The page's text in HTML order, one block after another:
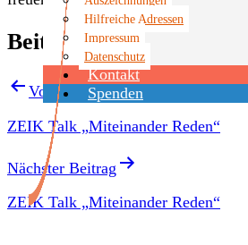
Hilfreiche Adressen
Impressum
Datenschutz
Kontakt
Spenden
Beitragsnavigation
Vorheriger Beitrag
ZEIK Talk „Miteinander Reden“
Nächster Beitrag
ZEIK Talk „Miteinander Reden“